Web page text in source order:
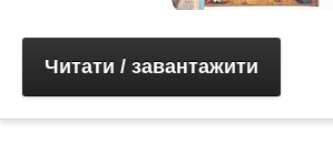
Читати / завантажити